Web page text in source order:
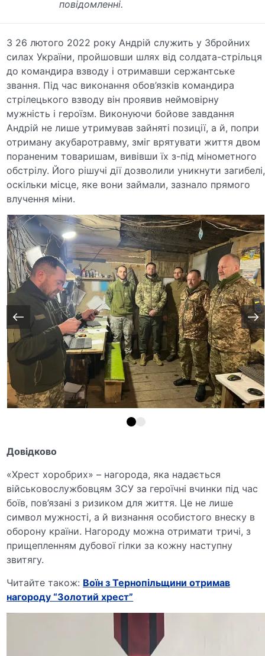
повідомленні.
З 26 лютого 2022 року Андрій служить у Збройних
силах України, пройшовши шлях від солдата-стрільця
до командира взводу і отримавши сержантське
звання. Під час виконання обов’язків командира
стрілецького взводу він проявив неймовірну
мужність і героїзм. Виконуючи бойове завдання
Андрій не лише утримував зайняті позиції, а й, попри
отриману акубаротравму, зміг врятувати життя двом
пораненим товаришам, вивівши їх з-під мінометного
обстрілу. Його рішучі дії дозволили уникнути загибелі,
оскільки місце, яке вони займали, зазнало прямого
влучення міни.
Довідково
«Хрест хоробрих» – нагорода, яка надається
військовослужбовцям ЗСУ за героїчні вчинки під час
боїв, пов’язані з ризиком для життя. Це не лише
символ мужності, а й визнання особистого внеску в
оборону країни. Нагороду можна отримати тричі, з
прищепленням дубової гілки за кожну наступну
звитягу.
Читайте також: Воїн з Тернопільщини отримав
нагороду “Золотий хрест”